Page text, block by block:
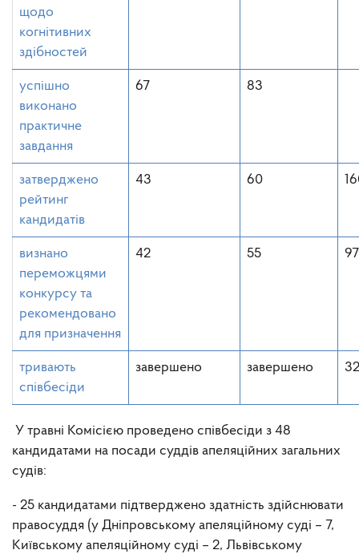
щодо
когнітивних
здібностей
успішно
виконано
практичне
завдання
67 83
затверджено
рейтинг
кандидатів
43 60
визнано
переможцями
конкурсу та
рекомендовано
для призначення
42 55 97
тривають
співбесіди
завершено завершено
У травні Комісією проведено співбесіди з 48
кандидатами на посади суддів апеляційних загальних
судів:
- 25 кандидатами підтверджено здатність здійснювати
правосуддя (у Дніпровському апеляційному суді – 7,
Київському апеляційному суді – 2, Львівському